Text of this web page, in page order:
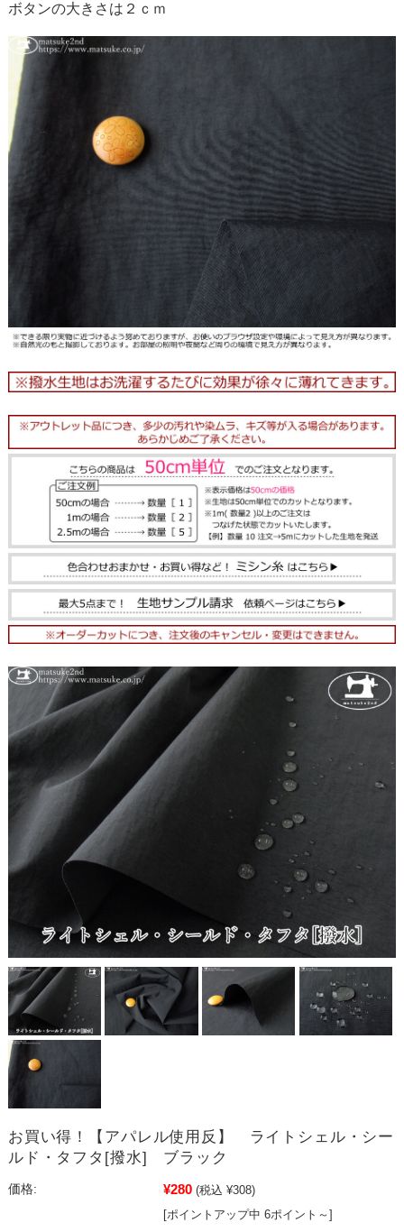
ボタンの大きさは２ｃｍ
お買い得！【アパレル使用反】 ライトシェル・シー
ルド・タフタ[撥水] ブラック
価格: ¥280 (税込 ¥308)
[ポイントアップ中 6ポイント～]